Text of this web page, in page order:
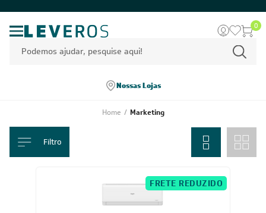
0
Nossas Lojas
Home / Marketing
Filtro
FRETE REDUZIDO